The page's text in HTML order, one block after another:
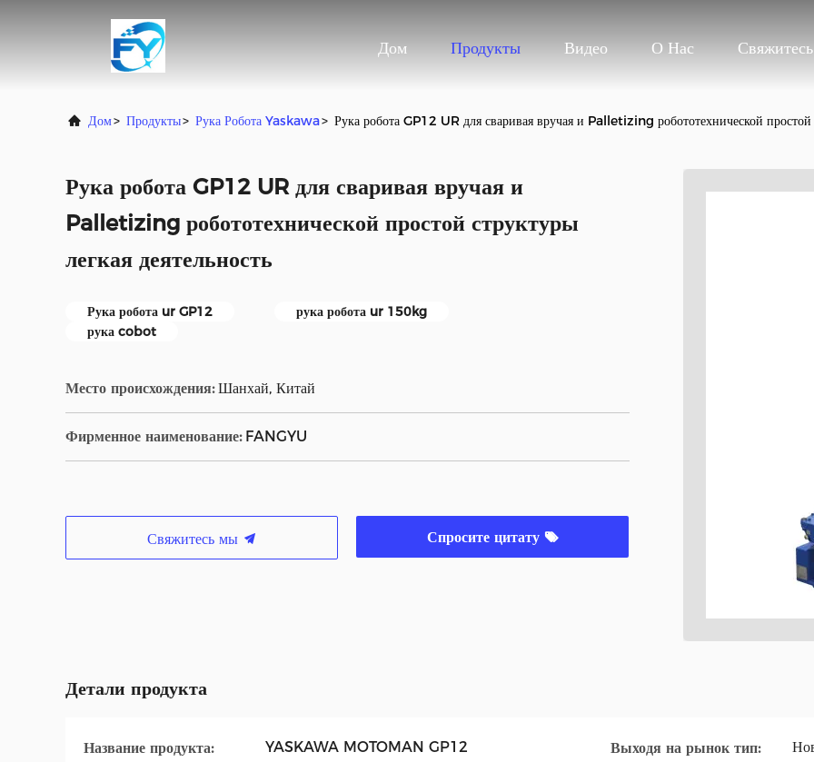
Дом Продукты Видео О Нас
Дом> Продукты> Рука Робота Yaskawa> Рука робота GP12 UR для сваривая вручая и Palletizing робототехнической простой
Рука робота GP12 UR для сваривая вручая и
Palletizing робототехнической простой структуры
легкая деятельность
Рука робота ur GP12
рука робота ur 150kg
рука cobot
Место происхождения: Шанхай, Китай
Фирменное наименование: FANGYU
Свяжитесь мы Спросите цитату
Детали продукта
Название продукта: YASKAWA MOTOMAN GP12 Выходя на рынок тип: